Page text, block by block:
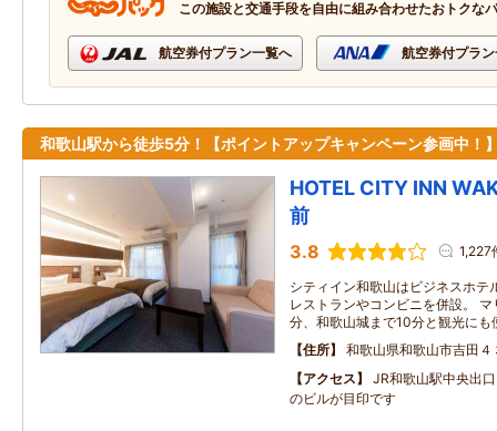
この施設と交通手段を自由に組み合わせたおトクな
航空券付プラン一覧へ 航空券付プラ
和歌山駅から徒歩5分！【ポイントアップキャンペーン参画中！
HOTEL CITY INN
前
3.8 1,227
シティイン和歌山はビジネスホテ
レストランやコンビニを併設。
分、和歌山城まで10分と観光にも
住所
和歌山県和歌山市吉田４
アクセス
JR和歌山駅中央出
のビルが目印です